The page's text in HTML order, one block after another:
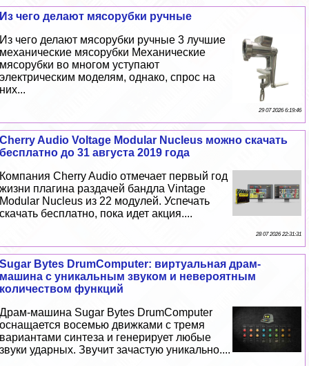
Из чего делают мясорубки ручные
Из чего делают мясорубки ручные 3 лучшие
механические мясорубки Механические
мясорубки во многом уступают
электрическим моделям, однако, спрос на
них...
29 07 2026 6:19:46
Cherry Audio Voltage Modular Nucleus можно скачать
бесплатно до 31 августа 2019 года
Компания Cherry Audio отмечает первый год
жизни плагина раздачей бандла Vintage
Modular Nucleus из 22 модулей. Успечать
скачать бесплатно, пока идет акция....
28 07 2026 22:31:31
Sugar Bytes DrumComputer: виртуальная драм-
машина с уникальным звуком и невероятным
количеством функций
Драм-машина Sugar Bytes DrumComputer
оснащается восемью движками с тремя
вариантами синтеза и генерирует любые
звуки ударных. Звучит зачастую уникально....